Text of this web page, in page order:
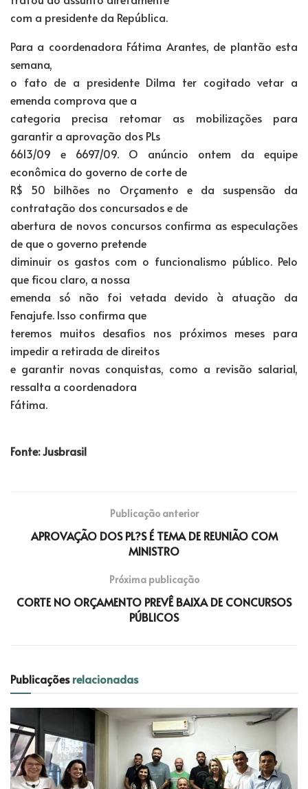
com a presidente da República.
Para a coordenadora Fátima Arantes, de plantão esta
semana,
o fato de a presidente Dilma ter cogitado vetar a
emenda comprova que a
categoria precisa retomar as mobilizações para
garantir a aprovação dos PLs
6613/09 e 6697/09. O anúncio ontem da equipe
econômica do governo de corte de
R$ 50 bilhões no Orçamento e da suspensão da
contratação dos concursados e de
abertura de novos concursos confirma as especulações
de que o governo pretende
diminuir os gastos com o funcionalismo público. Pelo
que ficou claro, a nossa
emenda só não foi vetada devido à atuação da
Fenajufe. Isso confirma que
teremos muitos desafios nos próximos meses para
impedir a retirada de direitos
e garantir novas conquistas, como a revisão salarial,
ressalta a coordenadora
Fátima.
Fonte: Jusbrasil
Publicação anterior
APROVAÇÃO DOS PL?S É TEMA DE REUNIÃO COM
MINISTRO
Próxima publicação
CORTE NO ORÇAMENTO PREVÊ BAIXA DE CONCURSOS
PÚBLICOS
Publicaçõesrelacionadas